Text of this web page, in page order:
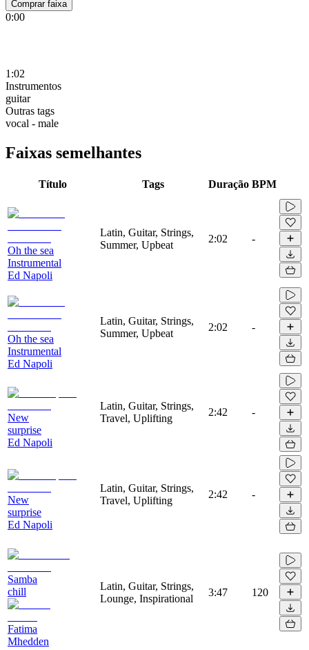
Comprar faixa
0:00
1:02
Instrumentos
guitar
Outras tags
vocal - male
Faixas semelhantes
Título Tags Duração BPM
Oh the sea
Instrumental
Ed Napoli
Latin, Guitar, Strings,
Summer, Upbeat
2:02 -
Oh the sea
Instrumental
Ed Napoli
Latin, Guitar, Strings,
Summer, Upbeat
2:02 -
New
surprise
Ed Napoli
Latin, Guitar, Strings,
Travel, Uplifting
2:42 -
New
surprise
Ed Napoli
Latin, Guitar, Strings,
Travel, Uplifting
2:42 -
Samba
chill
Fatima
Mhedden
Latin, Guitar, Strings,
Lounge, Inspirational
3:47 120